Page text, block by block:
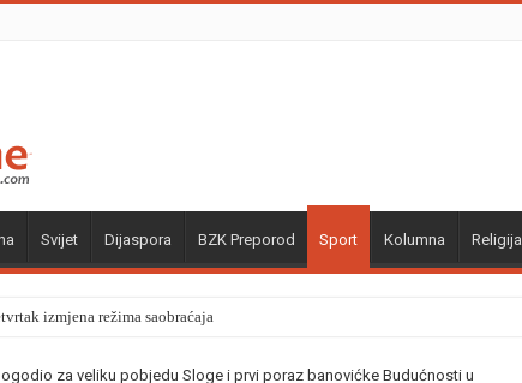
Svijet Dijaspora BZK Preporod Sport Kolumna Religija
izmjena režima saobraćaja
za veliku pobjedu Sloge i prvi poraz banovićke Budućnosti u